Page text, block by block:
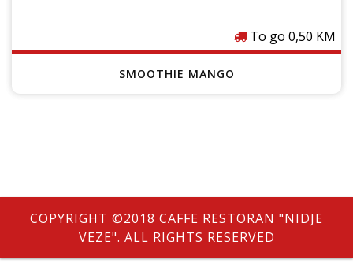
To go 0,50 KM
SMOOTHIE MANGO
COPYRIGHT ©2018 CAFFE RESTORAN "NIDJE
VEZE". ALL RIGHTS RESERVED